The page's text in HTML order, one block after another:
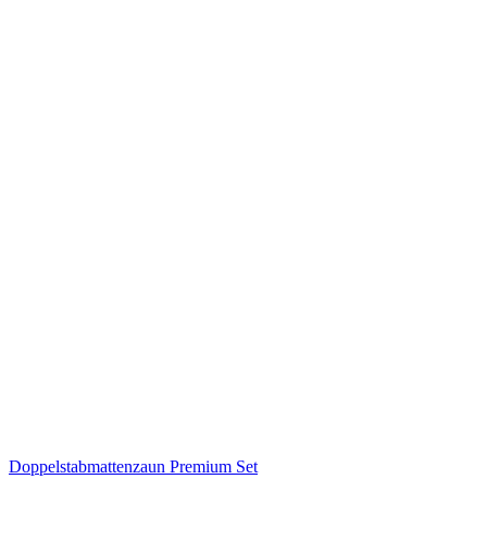
Doppelstabmattenzaun Premium Set